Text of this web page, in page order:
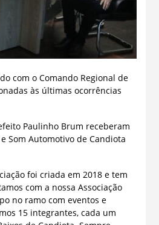
com o Comando Regional de
às últimas ocorrências
Paulinho Brum receberam
Som Automotivo de Candiota
foi criada em 2018 e tem
com a nossa Associação
no ramo com eventos e
15 integrantes, cada um